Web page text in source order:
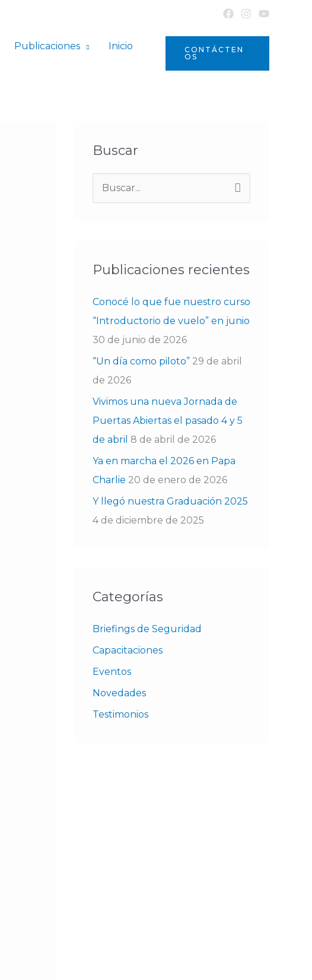
Publicaciones
Inicio
CONTÁCTEN
OS
Buscar
a
p
o
r
:
Publicaciones recientes
Conocé lo que fue nuestro curso
“Introductorio de vuelo” en junio
30 de junio de 2026
“Un día como piloto” 29 de abril
de 2026
Vivimos una nueva Jornada de
Puertas Abiertas el pasado 4 y 5
de abril 8 de abril de 2026
Ya en marcha el 2026 en Papa
Charlie 20 de enero de 2026
Y llegó nuestra Graduación 2025
4 de diciembre de 2025
Categorías
Briefings de Seguridad
Capacitaciones
Eventos
Novedades
Testimonios